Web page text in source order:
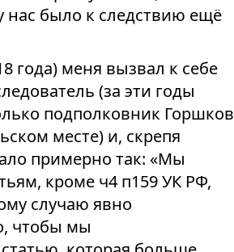
нас было к следствию ещё
года) меня вызвал к себе
(за эти годы
подполковник Горшков
месте) и, скрепя
примерно так: «Мы
кроме ч4 п159 УК РФ,
случаю явно
чтобы мы